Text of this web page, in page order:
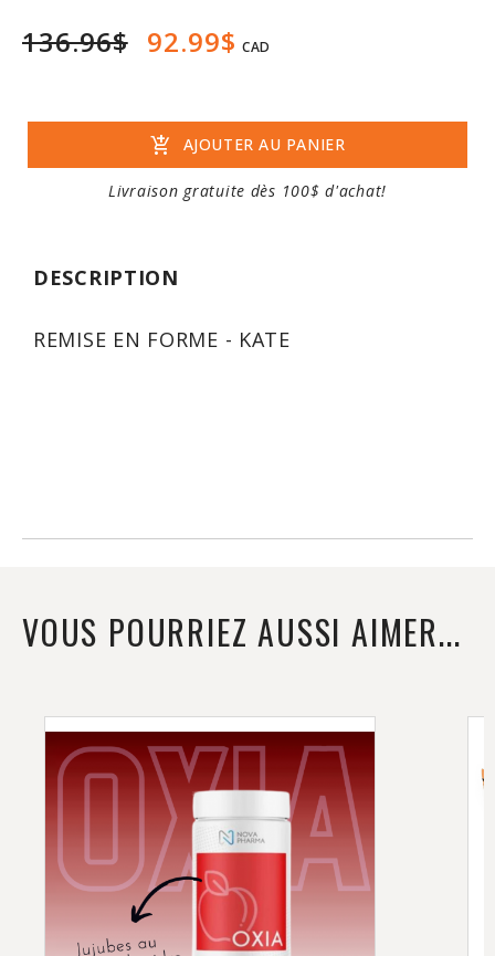
136.96$ 92.99$ CAD
add_shopping_cart AJOUTER AU PANIER
Livraison gratuite dès 100$ d'achat!
DESCRIPTION
REMISE EN FORME - KATE
VOUS POURRIEZ AUSSI AIMER...